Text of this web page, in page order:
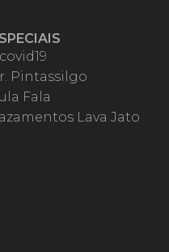
Pintassilgo
Fala
Lava Jato